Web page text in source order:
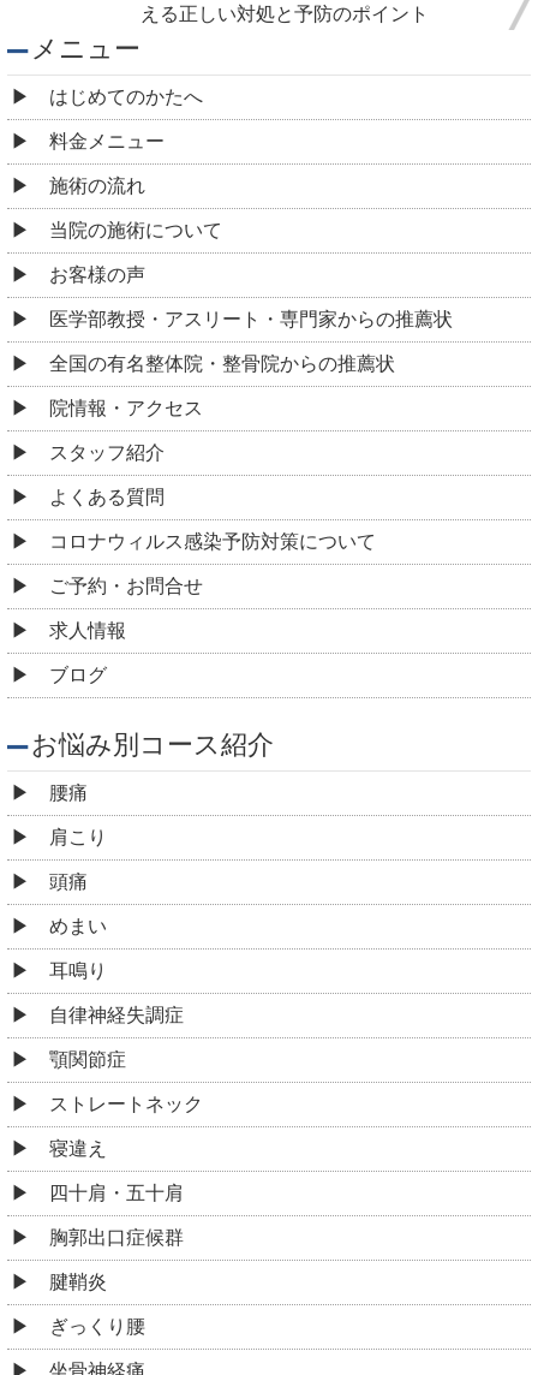
える正しい対処と予防のポイント
メニュー
はじめてのかたへ
料金メニュー
施術の流れ
当院の施術について
お客様の声
医学部教授・アスリート・専門家からの推薦状
全国の有名整体院・整骨院からの推薦状
院情報・アクセス
スタッフ紹介
よくある質問
コロナウィルス感染予防対策について
ご予約・お問合せ
求人情報
ブログ
お悩み別コース紹介
腰痛
肩こり
頭痛
めまい
耳鳴り
自律神経失調症
顎関節症
ストレートネック
寝違え
四十肩・五十肩
胸郭出口症候群
腱鞘炎
ぎっくり腰